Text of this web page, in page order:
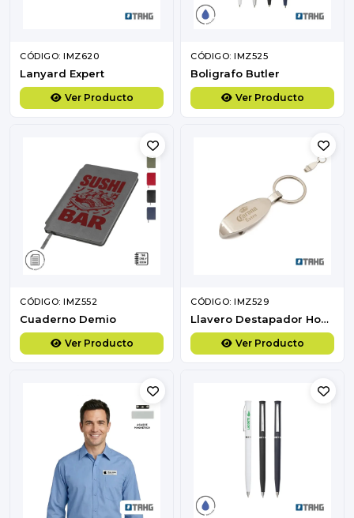
CÓDIGO: IMZ620
Lanyard Expert
Ver Producto
CÓDIGO: IMZ525
Boligrafo Butler
Ver Producto
CÓDIGO: IMZ552
Cuaderno Demio
Ver Producto
CÓDIGO: IMZ529
Llavero Destapador Hopper
Ver Producto